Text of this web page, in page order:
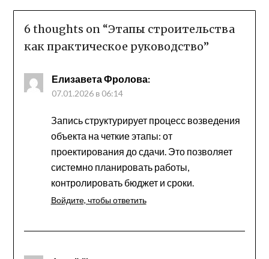
6 thoughts on “Этапы строительства
как практическое руководство”
Елизавета Фролова:
07.01.2026 в 06:14
Запись структурирует процесс возведения
объекта на четкие этапы: от
проектирования до сдачи. Это позволяет
системно планировать работы,
контролировать бюджет и сроки.
Войдите, чтобы ответить